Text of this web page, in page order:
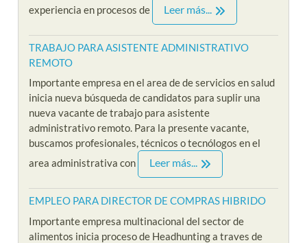
experiencia en procesos de
Leer más...
TRABAJO PARA ASISTENTE ADMINISTRATIVO
REMOTO
Importante empresa en el area de de servicios en salud
inicia nueva búsqueda de candidatos para suplir una
nueva vacante de trabajo para asistente
administrativo remoto. Para la presente vacante,
buscamos profesionales, técnicos o tecnólogos en el
area administrativa con
Leer más...
EMPLEO PARA DIRECTOR DE COMPRAS HIBRIDO
Importante empresa multinacional del sector de
alimentos inicia proceso de Headhunting a traves de